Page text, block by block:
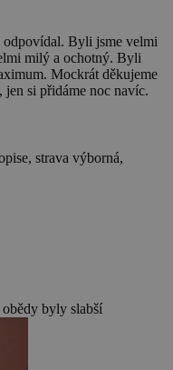
odpovídal. Byli jsme velmi
milý a ochotný. Byli
Mockrát děkujeme
jen si přidáme noc navíc.
strava výborná,
byly slabší